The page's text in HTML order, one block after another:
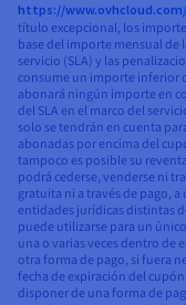
https://
título excepcional, los
base del importe mensual de
servicio (SLA) y las
consume un importe inferior
abonará ningún importe en
del SLA en el marco del
solo se tendrán en cuenta
abonadas por encima del
tampoco es posible su
podrá cederse, venderse ni
gratuita ni a través de pago,
entidades jurídicas distintas
puede utilizarse para un
una o varias veces dentro
otra forma de pago, si fuera
fecha de expiración del
disponer de una forma de